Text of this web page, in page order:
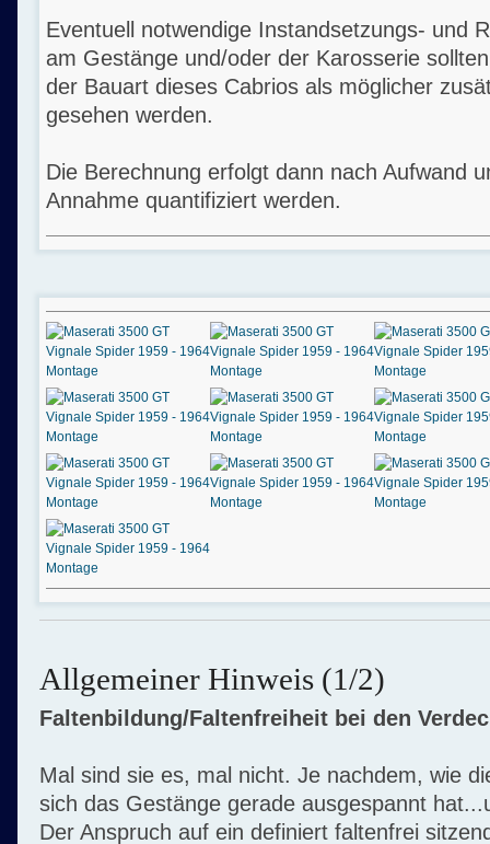
Eventuell notwendige Instandsetzungs- und
am Gestänge und/oder der Karosserie
der Bauart dieses Cabrios als möglicher
gesehen werden.
Die Berechnung erfolgt dann nach Aufwand
Annahme quantifiziert werden.
Allgemeiner Hinweis (1/2)
Faltenbildung/Faltenfreiheit bei den
Mal sind sie es, mal nicht. Je nachdem, wie
sich das Gestänge gerade ausgespannt
Der Anspruch auf ein definiert faltenfrei